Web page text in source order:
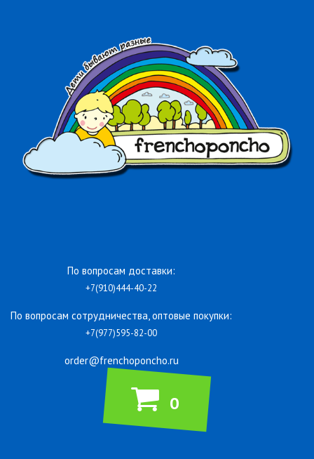
По вопросам доставки:
+7(910)444-40-22
По вопросам сотрудничества, оптовые покупки:
+7(977)595-82-00
order@frenchoponcho.ru
0